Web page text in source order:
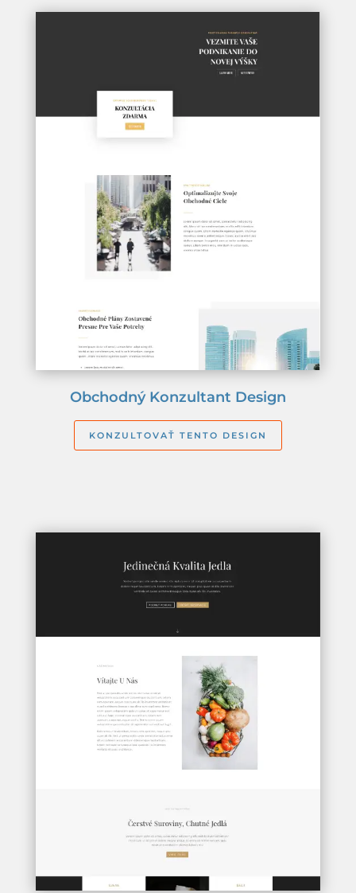
Obchodný Konzultant Design
KONZULTOVAŤ TENTO DESIGN